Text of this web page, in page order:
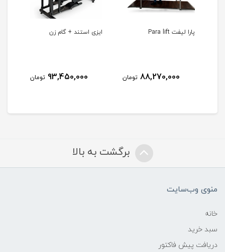
پارا لیفت Para lift
88,270,000 تومان
ایزی استند + گام زن
93,450,000 تومان
برگشت به بالا
منوی وب‌سایت
خانه
سبد خرید
دریافت پیش فاکتور